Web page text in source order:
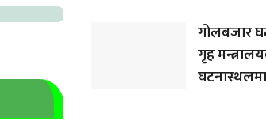
गोलबजार
गृह
घटनास्थलमा